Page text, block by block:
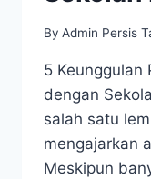
By Admin Persis
5 Keunggulan
dengan
salah satu
mengajarkan
Meskipun